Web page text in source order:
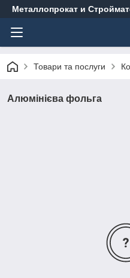
Металлопрокат и
Товари та послуги
Алюмінієва фольга